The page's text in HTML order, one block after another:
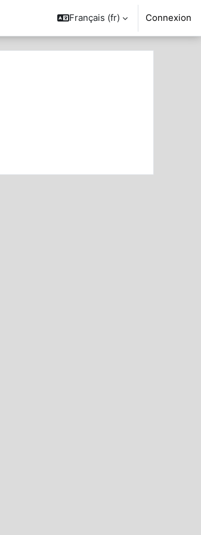
Français ‎(fr)‎ Connexion